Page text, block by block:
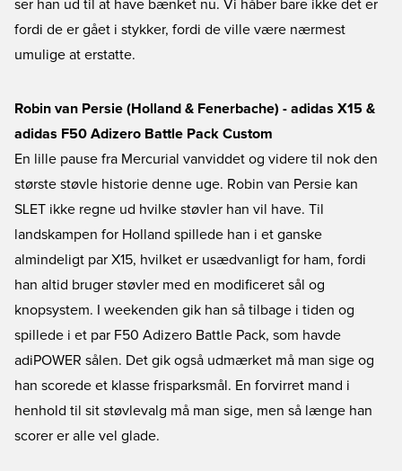
ser han ud til at have bænket nu. Vi håber bare ikke det er
fordi de er gået i stykker, fordi de ville være nærmest
umulige at erstatte.
Robin van Persie (Holland & Fenerbache) - adidas X15 &
adidas F50 Adizero Battle Pack Custom
En lille pause fra Mercurial vanviddet og videre til nok den
største støvle historie denne uge. Robin van Persie kan
SLET ikke regne ud hvilke støvler han vil have. Til
landskampen for Holland spillede han i et ganske
almindeligt par X15, hvilket er usædvanligt for ham, fordi
han altid bruger støvler med en modificeret sål og
knopsystem. I weekenden gik han så tilbage i tiden og
spillede i et par F50 Adizero Battle Pack, som havde
adiPOWER sålen. Det gik også udmærket må man sige og
han scorede et klasse frisparksmål. En forvirret mand i
henhold til sit støvlevalg må man sige, men så længe han
scorer er alle vel glade.